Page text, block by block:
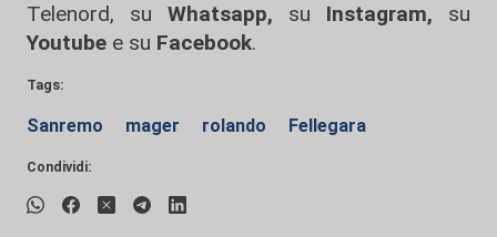
Telenord, su
Whatsapp, su Instagram, su
Youtube e su Facebook.
Tags:
Sanremo mager rolando Fellegara
Condividi: